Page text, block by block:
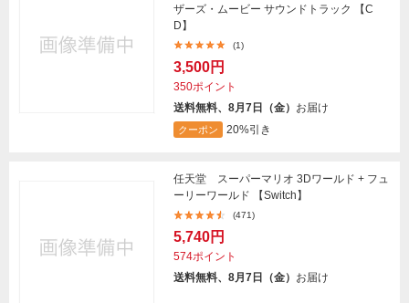
ザーズ・ムービー サウンドトラック 【C
D】
(1)
3,500円
350ポイント
送料無料、8月7日（金） お届け
クーポン 20%引き
任天堂 スーパーマリオ 3Dワールド + フュ
ーリーワールド 【Switch】
(471)
5,740円
574ポイント
送料無料、8月7日（金） お届け